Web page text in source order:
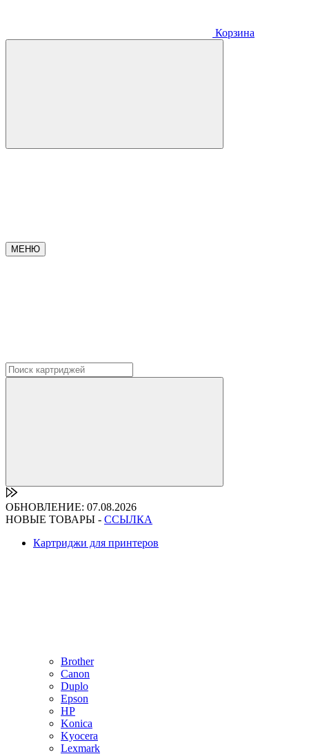
Корзина
МЕНЮ
ОБНОВЛЕНИЕ: 07.08.2026
НОВЫЕ ТОВАРЫ - ССЫЛКА
Картриджи для принтеров
Brother
Canon
Duplo
Epson
HP
Konica
Kyocera
Lexmark